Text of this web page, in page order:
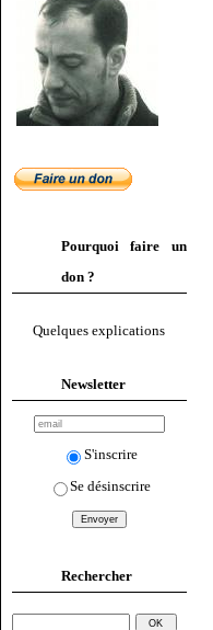
Pourquoi faire un
don ?
Quelques explications
Newsletter
S'inscrire
Se désinscrire
Rechercher